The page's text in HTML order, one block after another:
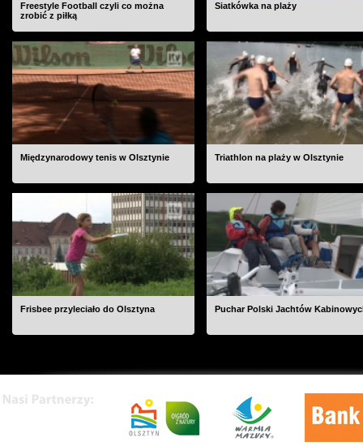
Freestyle Football czyli co można
zrobić z piłką
Siatkówka na plaży
Międzynarodowy tenis w Olsztynie Triathlon na plaży w Olsztynie
Frisbee przyleciało do Olsztyna Puchar Polski Jachtów